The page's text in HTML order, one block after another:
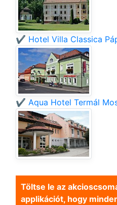
✔️ Hotel Villa Classica
✔️ Aqua Hotel Termál
Töltse le az
applikációt, hogy